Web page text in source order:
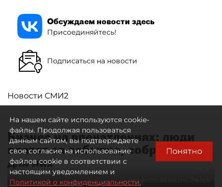
Обсуждаем новости здесь
Присоединяйтесь!
Подписаться на новости
Новости СМИ2
Бизнес на впечатлениях: люди
платят за событие, собранное
для них
Автор фото:
На нашем сайте используются cookie-
файлы. Продолжая пользоваться
данным сайтом, вы подтверждаете
свое согласие на использование
файлов cookie в соответствии с
настоящим уведомлением и
Политикой о конфиденциальности.
Понятно